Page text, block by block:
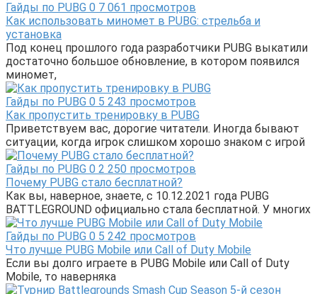
Гайды по PUBG 0 7 061 просмотров
Как использовать миномет в PUBG: стрельба и
установка
Под конец прошлого года разработчики PUBG выкатили
достаточно большое обновление, в котором появился
миномет,
Гайды по PUBG 0 5 243 просмотров
Как пропустить тренировку в PUBG
Приветствуем вас, дорогие читатели. Иногда бывают
ситуации, когда игрок слишком хорошо знаком с игрой
Гайды по PUBG 0 2 250 просмотров
Почему PUBG стало бесплатной?
Как вы, наверное, знаете, с 10.12.2021 года PUBG
BATTLEGROUND официально стала бесплатной. У многих
Гайды по PUBG 0 5 242 просмотров
Что лучше PUBG Mobile или Call of Duty Mobile
Если вы долго играете в PUBG Mobile или Call of Duty
Mobile, то наверняка